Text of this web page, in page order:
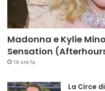
Madonna e Kylie
Sensation
14 ore fa
La Circe